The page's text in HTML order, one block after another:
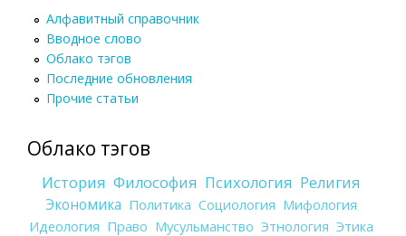
Алфавитный справочник
Вводное слово
Облако тэгов
Последние обновления
Прочие статьи
Облако тэгов
История Философия Психология Религия
Экономика Политика Социология Мифология
Идеология Право Мусульманство Этнология Этика